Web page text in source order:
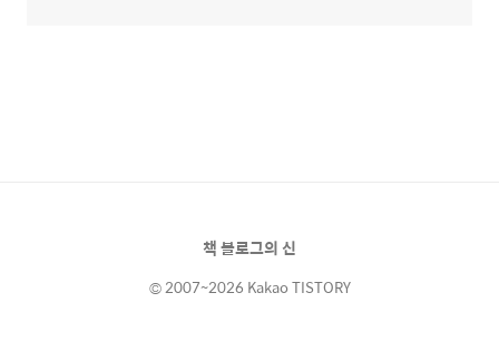
책 블로그의 신
© 2007~2026 Kakao TISTORY